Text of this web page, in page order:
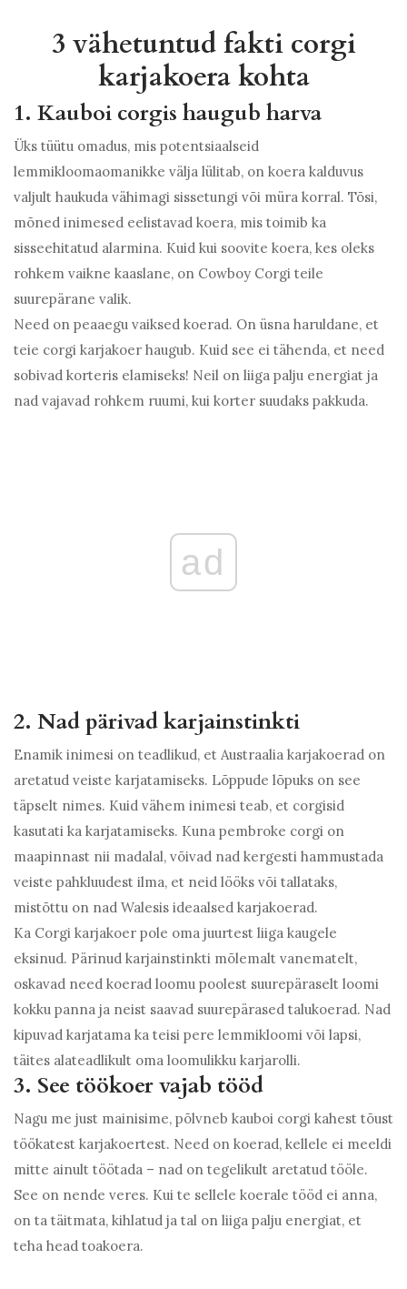
3 vähetuntud fakti corgi
karjakoera kohta
1. Kauboi corgis haugub harva
Üks tüütu omadus, mis potentsiaalseid
lemmikloomaomanikke välja lülitab, on koera kalduvus
valjult haukuda vähimagi sissetungi või müra korral. Tõsi,
mõned inimesed eelistavad koera, mis toimib ka
sisseehitatud alarmina. Kuid kui soovite koera, kes oleks
rohkem vaikne kaaslane, on Cowboy Corgi teile
suurepärane valik.
Need on peaaegu vaiksed koerad. On üsna haruldane, et
teie corgi karjakoer haugub. Kuid see ei tähenda, et need
sobivad korteris elamiseks! Neil on liiga palju energiat ja
nad vajavad rohkem ruumi, kui korter suudaks pakkuda.
ad
2. Nad pärivad karjainstinkti
Enamik inimesi on teadlikud, et Austraalia karjakoerad on
aretatud veiste karjatamiseks. Lõppude lõpuks on see
täpselt nimes. Kuid vähem inimesi teab, et corgisid
kasutati ka karjatamiseks. Kuna pembroke corgi on
maapinnast nii madalal, võivad nad kergesti hammustada
veiste pahkluudest ilma, et neid lööks või tallataks,
mistõttu on nad Walesis ideaalsed karjakoerad.
Ka Corgi karjakoer pole oma juurtest liiga kaugele
eksinud. Pärinud karjainstinkti mõlemalt vanematelt,
oskavad need koerad loomu poolest suurepäraselt loomi
kokku panna ja neist saavad suurepärased talukoerad. Nad
kipuvad karjatama ka teisi pere lemmikloomi või lapsi,
täites alateadlikult oma loomulikku karjarolli.
3. See töökoer vajab tööd
Nagu me just mainisime, põlvneb kauboi corgi kahest tõust
töökatest karjakoertest. Need on koerad, kellele ei meeldi
mitte ainult töötada – nad on tegelikult aretatud tööle.
See on nende veres. Kui te sellele koerale tööd ei anna,
on ta täitmata, kihlatud ja tal on liiga palju energiat, et
teha head toakoera.